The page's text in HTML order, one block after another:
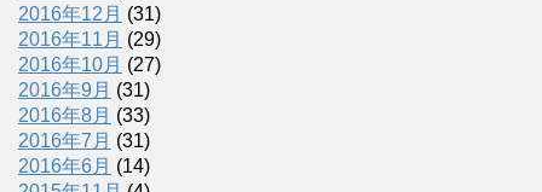
2016年12月 (31)
2016年11月 (29)
2016年10月 (27)
2016年9月 (31)
2016年8月 (33)
2016年7月 (31)
2016年6月 (14)